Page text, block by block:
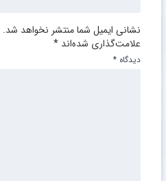
نشانی ایمیل شما منتشر نخواهد شد.
علامت‌گذاری شده‌اند *
دیدگاه *